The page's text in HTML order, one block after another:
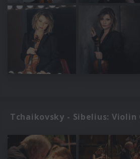
Tchaikovsky - Sibelius: Violin